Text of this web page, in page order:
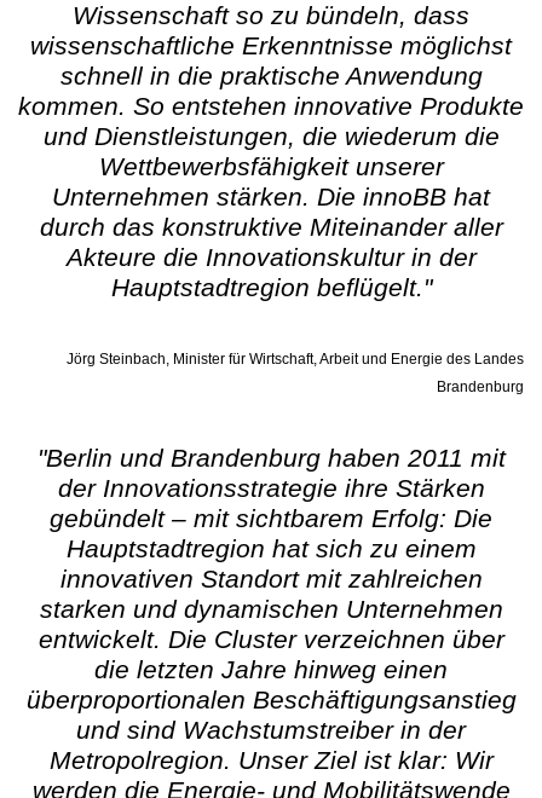
Wissenschaft so zu bündeln, dass
wissenschaftliche Erkenntnisse möglichst
schnell in die praktische Anwendung
kommen. So entstehen innovative Produkte
und Dienstleistungen, die wiederum die
Wettbewerbsfähigkeit unserer
Unternehmen stärken. Die innoBB hat
durch das konstruktive Miteinander aller
Akteure die Innovationskultur in der
Hauptstadtregion beflügelt."
Jörg Steinbach, Minister für Wirtschaft, Arbeit und Energie des Landes
Brandenburg
"Berlin und Brandenburg haben 2011 mit
der Innovationsstrategie ihre Stärken
gebündelt – mit sichtbarem Erfolg: Die
Hauptstadtregion hat sich zu einem
innovativen Standort mit zahlreichen
starken und dynamischen Unternehmen
entwickelt. Die Cluster verzeichnen über
die letzten Jahre hinweg einen
überproportionalen Beschäftigungsanstieg
und sind Wachstumstreiber in der
Metropolregion. Unser Ziel ist klar: Wir
werden die Energie- und Mobilitätswende